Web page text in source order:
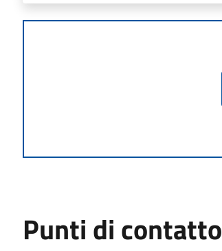
Punti di contatto